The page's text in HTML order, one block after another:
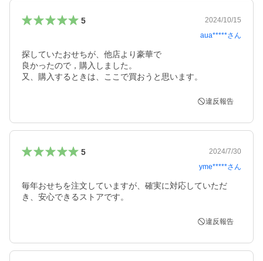
5
2024/10/15
aua*****さん
探していたおせちが、他店より豪華で
良かったので，購入しました。
又、購入するときは、ここで買おうと思います。
違反報告
5
2024/7/30
yme*****さん
毎年おせちを注文していますが、確実に対応していただ
き、安心できるストアです。
違反報告